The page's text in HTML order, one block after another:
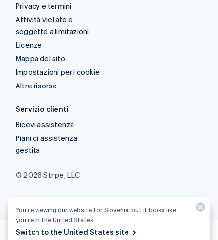
Privacy e termini
Attività vietate e
soggette a limitazioni
Licenze
Mappa del sito
Impostazioni per i cookie
Altre risorse
Servizio clienti
Ricevi assistenza
Piani di assistenza
gestita
© 2026 Stripe, LLC
You’re viewing our website for Slovenia, but it looks like
you’re in the United States.
Switch to the United States site